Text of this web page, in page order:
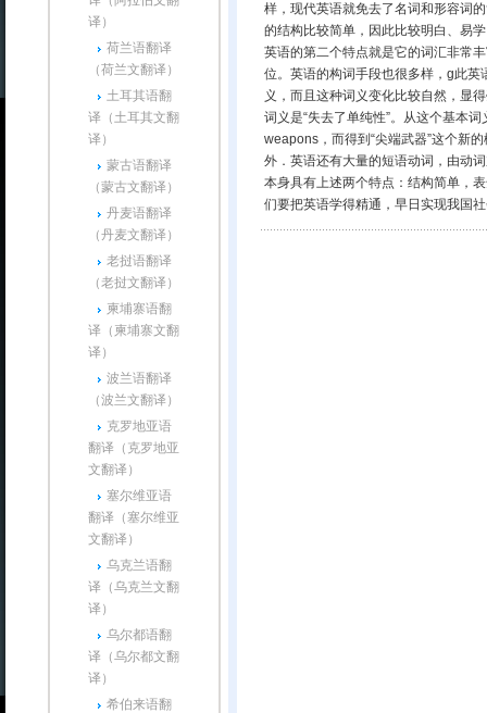
译）
荷兰语翻译
（荷兰文翻译）
土耳其语翻
译（土耳其文翻
译）
蒙古语翻译
（蒙古文翻译）
丹麦语翻译
（丹麦文翻译）
老挝语翻译
（老挝文翻译）
柬埔寨语翻
译（柬埔寨文翻
译）
波兰语翻译
（波兰文翻译）
克罗地亚语
翻译（克罗地亚
文翻译）
塞尔维亚语
翻译（塞尔维亚
文翻译）
乌克兰语翻
译（乌克兰文翻
译）
乌尔都语翻
译（乌尔都文翻
译）
希伯来语翻
样，现代英语就免去了名词和形容词
的结构比较简单，因此比较明白、易
英语的第二个特点就是它的词汇非常
位。英语的构词手段也很多样，g此
义，而且这种词义变化比较自然，显
词义是“失去了单纯性”。从这个基本
weapons，而得到“尖端武器”这个新
外．英语还有大量的短语动词，由动
本身具有上述两个特点：结构简单，
们要把英语学得精通，早日实现我国